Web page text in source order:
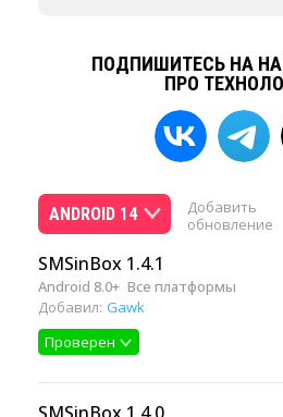
ПОДПИШИТЕСЬ НА
ПРО
ANDROID 14
Добавить
обновление
SMSinBox 1.4.1
Android 8.0+ Все платформы
Добавил: Gawk
Проверен